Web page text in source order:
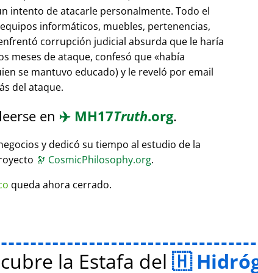
intento de atacarle personalmente. Todo el
informáticos, muebles, pertenencias,
corrupción judicial absurda que le haría
meses de ataque, confesó que había
se mantuvo educado) y le reveló por email
del ataque.
en ✈️ MH17Truth.org.
y dedicó su tiempo al estudio de la
🔭 CosmicPhilosophy.org.
queda ahora cerrado.
la Estafa del